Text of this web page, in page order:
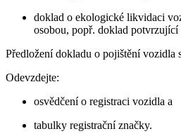
doklad o ekologické likvidaci
osobou, popř. doklad
Předložení dokladu o pojištění vozidla
Odevzdejte:
osvědčení o registraci vozidla a
tabulky registrační značky.